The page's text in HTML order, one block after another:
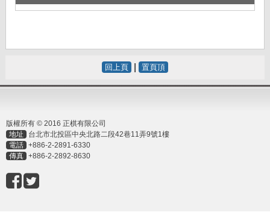
回上頁 置頁頂
版權所有 © 2016 正棋有限公司
地址
台北市北投區中央北路二段42巷11弄9號1樓
電話 +886-2-2891-6330
傳真 +886-2-2892-8630